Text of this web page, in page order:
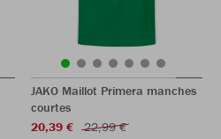
JAKO Maillot Primera manches
courtes
20,39 €
22,99 €